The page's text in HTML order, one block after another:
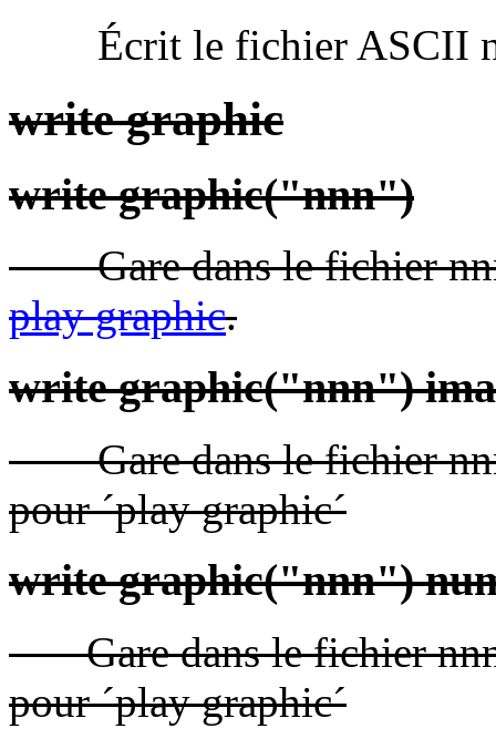
Écrit le fichier ASCII
write graphic
write graphic("nnn")
Gare dans le fichier nnn
play graphic.
write graphic("nnn")
Gare dans le fichier nnn
pour ´play graphic´
write graphic("nnn")
Gare dans le fichier nnn
pour ´play graphic´